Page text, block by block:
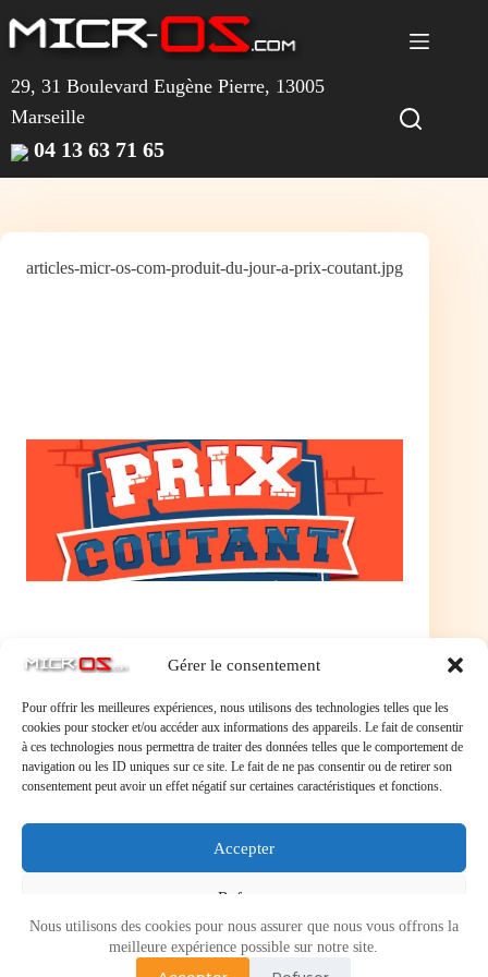
Gérer le consentement
Pour offrir les meilleures expériences, nous utilisons des technologies telles que les
cookies pour stocker et/ou accéder aux informations des appareils. Le fait de consentir
à ces technologies nous permettra de traiter des données telles que le comportement de
navigation ou les ID uniques sur ce site. Le fait de ne pas consentir ou de retirer son
consentement peut avoir un effet négatif sur certaines caractéristiques et fonctions.
Accepter
Refuser
Voir les préférences
au
contenu
Nous utilisons des cookies pour nous assurer que nous vous offrons la
meilleure expérience possible sur notre site.
29, 31 Boulevard Eugène Pierre, 13005
Marseille
04 13 63 71 65
articles-micr-os-com-produit-du-jour-a-prix-coutant.jpg
Laisser un commentaire
Vous devez
pour publier un commentaire.